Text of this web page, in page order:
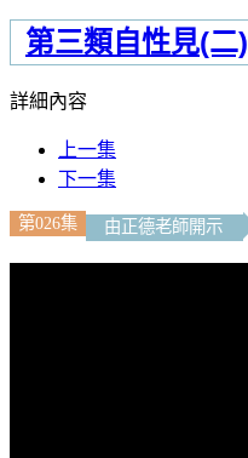
第三類自性見(二)
詳細內容
上一集
下一集
第026集 由正德老師開示